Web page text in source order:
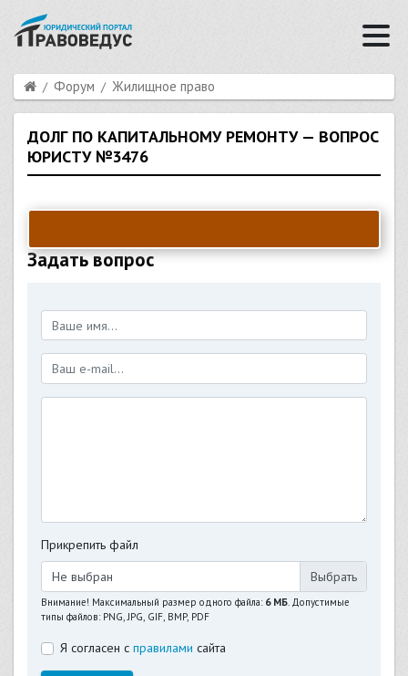
Форум Жилищное право
ДОЛГ ПО КАПИТАЛЬНОМУ РЕМОНТУ — ВОПРОС
ЮРИСТУ №3476
Задать вопрос
Прикрепить файл
Не выбран
Внимание! Максимальный размер одного файла: 6 МБ. Допустимые
типы файлов: PNG, JPG, GIF, BMP, PDF
Я согласен с правилами сайта